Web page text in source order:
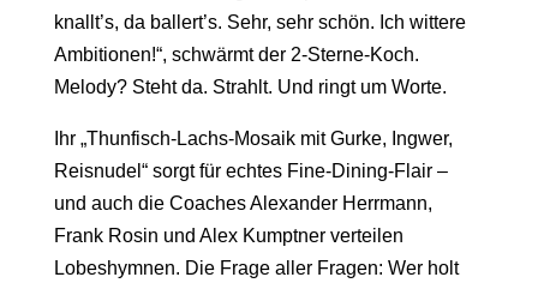
knallt’s, da ballert’s. Sehr, sehr schön. Ich wittere
Ambitionen!“, schwärmt der 2-Sterne-Koch.
Melody? Steht da. Strahlt. Und ringt um Worte.
Ihr „Thunfisch-Lachs-Mosaik mit Gurke, Ingwer,
Reisnudel“ sorgt für echtes Fine-Dining-Flair –
und auch die CoachesAlexander Herrmann,
Frank Rosin und Alex Kumptnerverteilen
Lobeshymnen. Die Frage aller Fragen: Wer holt